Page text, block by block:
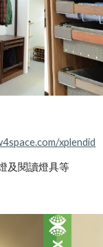
xplendid
及閱讀燈具等